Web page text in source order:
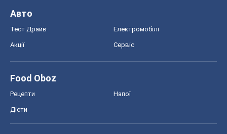
Авто
Тест Драйв Електромобілі
Акції Сервіс
Food Oboz
Рецепти Напої
Дієти